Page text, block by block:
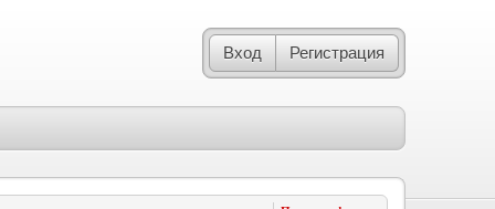
Вход Регистрация